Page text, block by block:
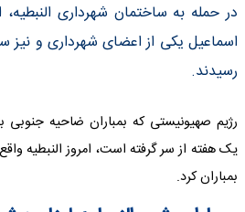
در حمله به ساختمان شهرداری
اسماعیل یکی از اعضای شهرداری و نیز
رسیدند.
رژیم صهیونیستی که بمباران ضاحیه
یک هفته از سر گرفته است، امروز النبطیه
بمباران کرد.